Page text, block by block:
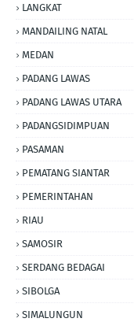
LANGKAT
MANDAILING NATAL
MEDAN
PADANG LAWAS
PADANG LAWAS UTARA
PADANGSIDIMPUAN
PASAMAN
PEMATANG SIANTAR
PEMERINTAHAN
RIAU
SAMOSIR
SERDANG BEDAGAI
SIBOLGA
SIMALUNGUN